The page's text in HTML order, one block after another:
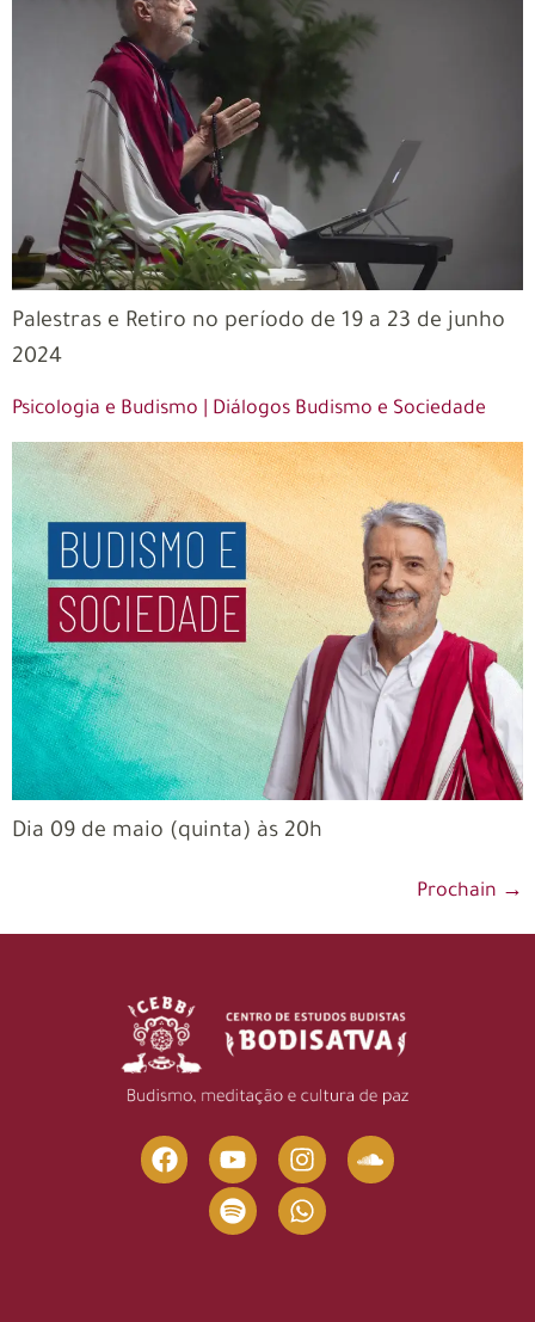
Palestras e Retiro no período de 19 a 23 de junho
2024
Psicologia e Budismo | Diálogos Budismo e Sociedade
Dia 09 de maio (quinta) às 20h
Prochain →